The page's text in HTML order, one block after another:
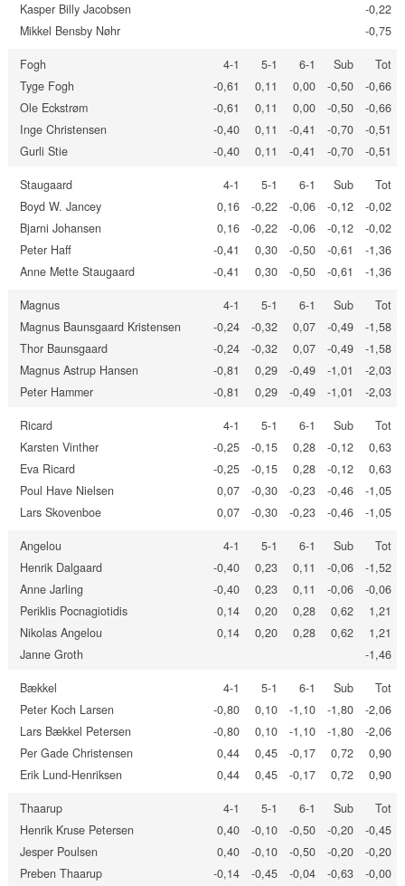
Kasper Billy Jacobsen
-0,22
Mikkel Bensby Nøhr
-0,75
Fogh 4-1 5-1 6-1 Sub
Tot
Tyge Fogh
-0,61 0,11 0,00 -0,50
-0,66
Ole Eckstrøm
-0,61 0,11 0,00 -0,50
-0,66
Inge Christensen
-0,40 0,11 -0,41 -0,70
-0,51
Gurli Stie
-0,40 0,11 -0,41 -0,70 -0,51
Staugaard 4-1 5-1 6-1 Sub
Tot
Boyd W. Jancey
0,16 -0,22 -0,06 -0,12
-0,02
Bjarni Johansen
0,16 -0,22 -0,06 -0,12
-0,02
Peter Haff
-0,41 0,30 -0,50 -0,61
-1,36
Anne Mette Staugaard
-0,41 0,30 -0,50 -0,61 -1,36
Magnus 4-1 5-1 6-1 Sub
Tot
Magnus Baunsgaard Kristensen
-0,24 -0,32 0,07 -0,49
-1,58
Thor Baunsgaard
-0,24 -0,32 0,07 -0,49
-1,58
Magnus Astrup Hansen
-0,81 0,29 -0,49 -1,01
-2,03
Peter Hammer
-0,81 0,29 -0,49 -1,01 -2,03
Ricard 4-1 5-1 6-1 Sub
Tot
Karsten Vinther
-0,25 -0,15 0,28 -0,12
0,63
Eva Ricard
-0,25 -0,15 0,28 -0,12
0,63
Poul Have Nielsen
0,07 -0,30 -0,23 -0,46
-1,05
Lars Skovenboe
0,07 -0,30 -0,23 -0,46 -1,05
Angelou 4-1 5-1 6-1 Sub
Tot
Henrik Dalgaard
-0,40 0,23 0,11 -0,06
-1,52
Anne Jarling
-0,40 0,23 0,11 -0,06
-0,06
Periklis Pocnagiotidis
0,14 0,20 0,28 0,62
1,21
Nikolas Angelou
0,14 0,20 0,28 0,62
1,21
Janne Groth
-1,46
Bækkel 4-1 5-1 6-1 Sub
Tot
Peter Koch Larsen
-0,80 0,10 -1,10 -1,80
-2,06
Lars Bækkel Petersen
-0,80 0,10 -1,10 -1,80
-2,06
Per Gade Christensen
0,44 0,45 -0,17 0,72
0,90
Erik Lund-Henriksen
0,44 0,45 -0,17 0,72 0,90
Thaarup 4-1 5-1 6-1 Sub
Tot
Henrik Kruse Petersen
0,40 -0,10 -0,50 -0,20
-0,45
Jesper Poulsen
0,40 -0,10 -0,50 -0,20
-0,20
Preben Thaarup
-0,14 -0,45 -0,04 -0,63
-0,00